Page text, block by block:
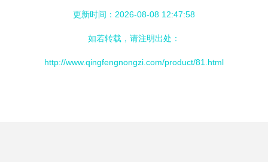
更新时间：2026-08-08 12:47:58
如若转载，请注明出处：
http://www.qingfengnongzi.com/product/81.html